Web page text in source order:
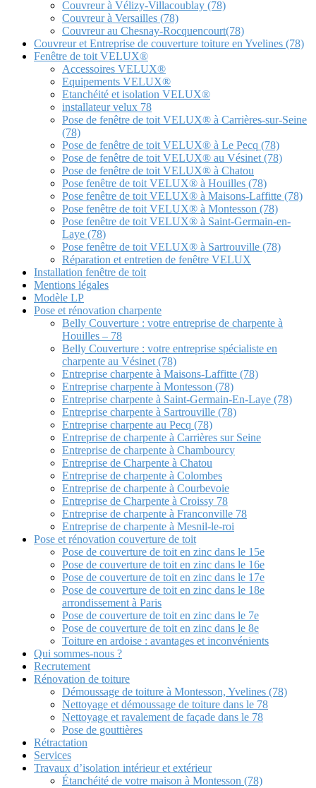
Couvreur à Vélizy-Villacoublay (78)
Couvreur à Versailles (78)
Couvreur au Chesnay-Rocquencourt(78)
Couvreur et Entreprise de couverture toiture en Yvelines (78)
Fenêtre de toit VELUX®
Accessoires VELUX®
Equipements VELUX®
Etanchéité et isolation VELUX®
installateur velux 78
Pose de fenêtre de toit VELUX® à Carrières-sur-Seine
(78)
Pose de fenêtre de toit VELUX® à Le Pecq (78)
Pose de fenêtre de toit VELUX® au Vésinet (78)
Pose de fenêtre de toit VELUX® à Chatou
Pose fenêtre de toit VELUX® à Houilles (78)
Pose fenêtre de toit VELUX® à Maisons-Laffitte (78)
Pose fenêtre de toit VELUX® à Montesson (78)
Pose fenêtre de toit VELUX® à Saint-Germain-en-
Laye (78)
Pose fenêtre de toit VELUX® à Sartrouville (78)
Réparation et entretien de fenêtre VELUX
Installation fenêtre de toit
Mentions légales
Modèle LP
Pose et rénovation charpente
Belly Couverture : votre entreprise de charpente à
Houilles – 78
Belly Couverture : votre entreprise spécialiste en
charpente au Vésinet (78)
Entreprise charpente à Maisons-Laffitte (78)
Entreprise charpente à Montesson (78)
Entreprise charpente à Saint-Germain-En-Laye (78)
Entreprise charpente à Sartrouville (78)
Entreprise charpente au Pecq (78)
Entreprise de charpente à Carrières sur Seine
Entreprise de charpente à Chambourcy
Entreprise de Charpente à Chatou
Entreprise de charpente à Colombes
Entreprise de charpente à Courbevoie
Entreprise de Charpente à Croissy 78
Entreprise de charpente à Franconville 78
Entreprise de charpente à Mesnil-le-roi
Pose et rénovation couverture de toit
Pose de couverture de toit en zinc dans le 15e
Pose de couverture de toit en zinc dans le 16e
Pose de couverture de toit en zinc dans le 17e
Pose de couverture de toit en zinc dans le 18e
arrondissement à Paris
Pose de couverture de toit en zinc dans le 7e
Pose de couverture de toit en zinc dans le 8e
Toiture en ardoise : avantages et inconvénients
Qui sommes-nous ?
Recrutement
Rénovation de toiture
Démoussage de toiture à Montesson, Yvelines (78)
Nettoyage et démoussage de toiture dans le 78
Nettoyage et ravalement de façade dans le 78
Pose de gouttières
Rétractation
Services
Travaux d’isolation intérieur et extérieur
Étanchéité de votre maison à Montesson (78)